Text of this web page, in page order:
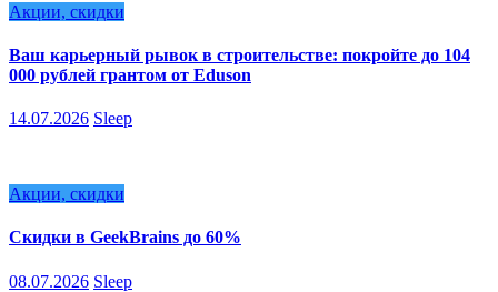
Акции, скидки
Ваш карьерный рывок в строительстве: покройте до 104
000 рублей грантом от Eduson
14.07.2026 Sleep
Акции, скидки
Скидки в GeekBrains до 60%
08.07.2026 Sleep